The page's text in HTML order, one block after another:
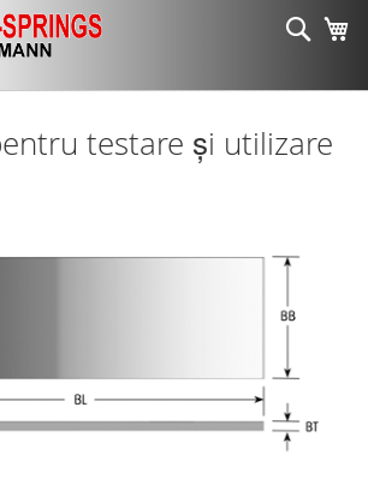
testare și utilizare